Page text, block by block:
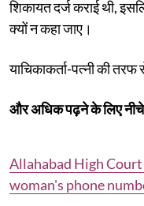
शिकायत दर्ज कराई थी,
क्यों न कहा जाए।
याचिकाकर्ता-पत्नी की
और अधिक पढ़ने के लिए
Allahabad High
woman's phone